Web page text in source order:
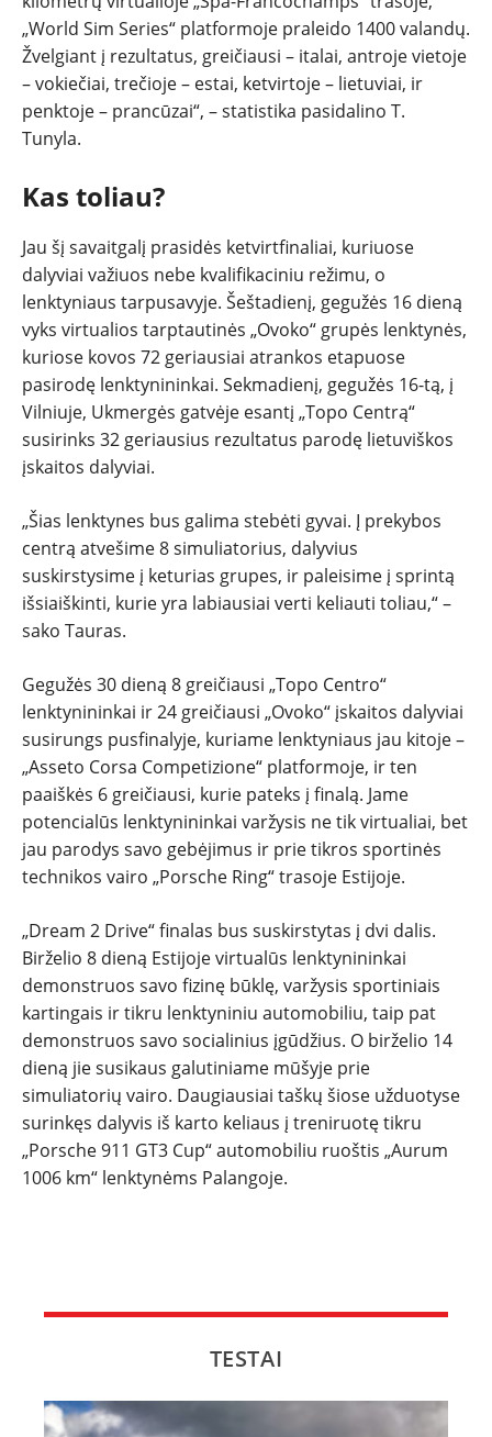
„World Sim Series“ platformoje praleido 1400 valandų.
Žvelgiant į rezultatus, greičiausi – italai, antroje vietoje
– vokiečiai, trečioje – estai, ketvirtoje – lietuviai, ir
penktoje – prancūzai“, – statistika pasidalino T.
Tunyla.
Kas toliau?
Jau šį savaitgalį prasidės ketvirtfinaliai, kuriuose
dalyviai važiuos nebe kvalifikaciniu režimu, o
lenktyniaus tarpusavyje. Šeštadienį, gegužės 16 dieną
vyks virtualios tarptautinės „Ovoko“ grupės lenktynės,
kuriose kovos 72 geriausiai atrankos etapuose
pasirodę lenktynininkai. Sekmadienį, gegužės 16-tą, į
Vilniuje, Ukmergės gatvėje esantį „Topo Centrą“
susirinks 32 geriausius rezultatus parodę lietuviškos
įskaitos dalyviai.
„Šias lenktynes bus galima stebėti gyvai. Į prekybos
centrą atvešime 8 simuliatorius, dalyvius
suskirstysime į keturias grupes, ir paleisime į sprintą
išsiaiškinti, kurie yra labiausiai verti keliauti toliau,“ –
sako Tauras.
Gegužės 30 dieną 8 greičiausi „Topo Centro“
lenktynininkai ir 24 greičiausi „Ovoko“ įskaitos dalyviai
susirungs pusfinalyje, kuriame lenktyniaus jau kitoje –
„Asseto Corsa Competizione“ platformoje, ir ten
paaiškės 6 greičiausi, kurie pateks į finalą. Jame
potencialūs lenktynininkai varžysis ne tik virtualiai, bet
jau parodys savo gebėjimus ir prie tikros sportinės
technikos vairo „Porsche Ring“ trasoje Estijoje.
„Dream 2 Drive“ finalas bus suskirstytas į dvi dalis.
Birželio 8 dieną Estijoje virtualūs lenktynininkai
demonstruos savo fizinę būklę, varžysis sportiniais
kartingais ir tikru lenktyniniu automobiliu, taip pat
demonstruos savo socialinius įgūdžius. O birželio 14
dieną jie susikaus galutiniame mūšyje prie
simuliatorių vairo. Daugiausiai taškų šiose užduotyse
surinkęs dalyvis iš karto keliaus į treniruotę tikru
„Porsche 911 GT3 Cup“ automobiliu ruoštis „Aurum
1006 km“ lenktynėms Palangoje.
TESTAI